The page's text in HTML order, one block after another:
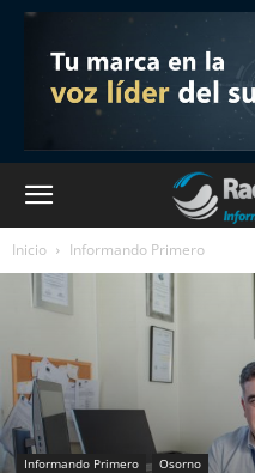
Inicio Informando Primero
Informando Primero Osorno